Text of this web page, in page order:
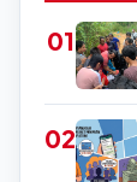
01
02